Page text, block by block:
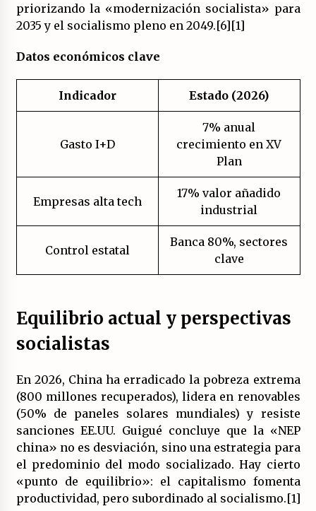
priorizando la «modernización socialista» para
2035 y el socialismo pleno en 2049.[6][1]
Datos económicos clave
Indicador Estado (2026)
Gasto I+D
7% anual
crecimiento en XV
Plan
Empresas alta tech
17% valor añadido
industrial
Control estatal
Banca 80%, sectores
clave
Equilibrio actual y perspectivas
socialistas
En 2026, China ha erradicado la pobreza extrema
(800 millones recuperados), lidera en renovables
(50% de paneles solares mundiales) y resiste
sanciones EE.UU. Guigué concluye que la «NEP
china» no es desviación, sino una estrategia para
el predominio del modo socializado. Hay cierto
«punto de equilibrio»: el capitalismo fomenta
productividad, pero subordinado al socialismo.[1]